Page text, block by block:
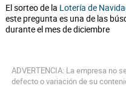
El sorteo de la Lotería de
este pregunta es una de las
durante el mes de diciembre
ADVERTENCIA: La empresa no
defecto o variación de su